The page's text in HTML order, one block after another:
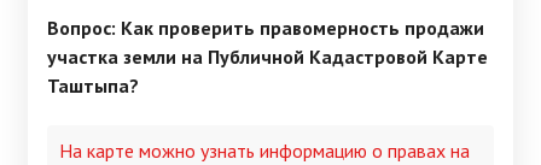
Вопрос: Как проверить правомерность продажи
участка земли на Публичной Кадастровой Карте
Таштыпа?
На карте можно узнать информацию о правах на